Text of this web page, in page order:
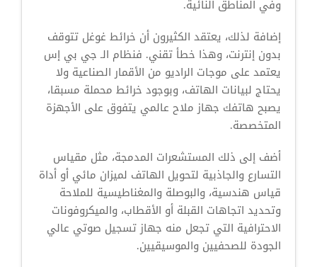
وفي المناطق النائية.
إضافة لذلك، يعتقد الكثيرون أن خرائط غوغل تتوقف
بدون إنترنت، وهذا خطأ تقني. فنظام الـ جي بي إس
يعتمد على موجات الراديو من الأقمار الصناعية ولا
يحتاج لبيانات الهاتف، وبوجود خرائط محملة مسبقا،
يصبح هاتفك جهاز ملاح عالمي يتفوق على الأجهزة
المتخصصة.
أضف إلى ذلك المستشعرات المدمجة، مثل مقياس
التسارع والجاذبية لتحويل الهاتف لميزان مائي أو أداة
قياس هندسية، والبوصلة والمغناطيسية للملاحة
وتحديد اتجاهات القبلة أو الأقطاب، والميكروفونات
الاحترافية التي تجعل منه جهاز تسجيل صوتي عالي
الجودة للصحفيين والموسيقيين.